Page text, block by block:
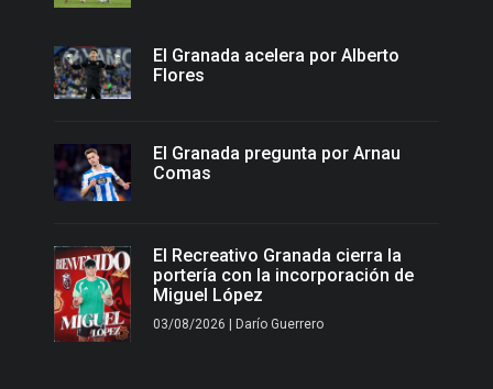
El Granada acelera por Alberto
Flores
El Granada pregunta por Arnau
Comas
El Recreativo Granada cierra la
portería con la incorporación de
Miguel López
03/08/2026 | Darío Guerrero